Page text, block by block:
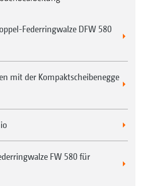
Federringwalze DFW 580
mit der Kompaktscheibenegge
FW 580 für